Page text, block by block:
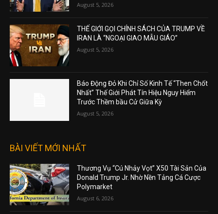
August 5, 2026
THẾ GIỚI GỌI CHÍNH SÁCH CỦA TRUMP VỀ
IRAN LÀ “NGOẠI GIAO MẪU GIÁO”
August 5, 2026
Báo Động Đỏ Khi Chỉ Số Kinh Tế “Then Chốt
Nhất” Thế Giới Phát Tín Hiệu Nguy Hiểm
Trước Thềm bầu Cử Giữa Kỳ
August 5, 2026
BÀI VIẾT MỚI NHẤT
Thương Vụ “Cú Nhảy Vọt” X50 Tài Sản Của
Donald Trump Jr. Nhờ Nền Tảng Cá Cược
Polymarket
August 6, 2026